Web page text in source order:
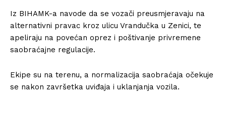
Iz BIHAMK-a navode da se vozači preusmjeravaju na
alternativni pravac kroz ulicu Vrandučka u Zenici, te
apeliraju na povećan oprez i poštivanje privremene
saobraćajne regulacije.
Ekipe su na terenu, a normalizacija saobraćaja očekuje
se nakon završetka uviđaja i uklanjanja vozila.